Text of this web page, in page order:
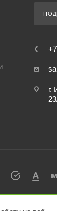
г.